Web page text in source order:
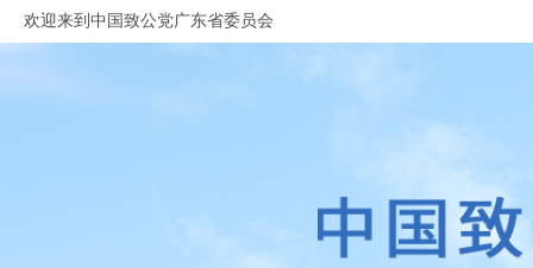
欢迎来到中国致公党广东省委员会